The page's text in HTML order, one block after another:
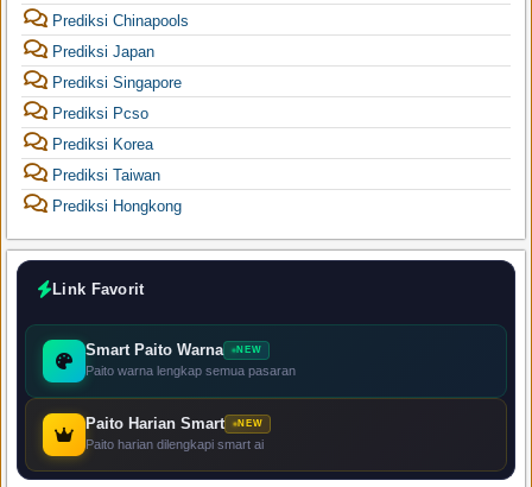
Prediksi Chinapools
Prediksi Japan
Prediksi Singapore
Prediksi Pcso
Prediksi Korea
Prediksi Taiwan
Prediksi Hongkong
Link Favorit
Smart Paito Warna NEW
Paito warna lengkap semua pasaran
Paito Harian Smart NEW
Paito harian dilengkapi smart ai